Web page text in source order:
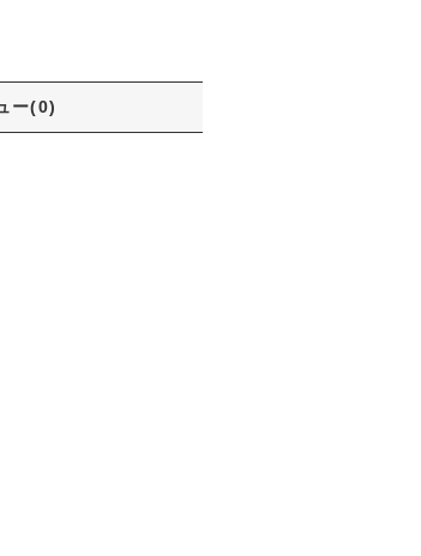
ー(0)